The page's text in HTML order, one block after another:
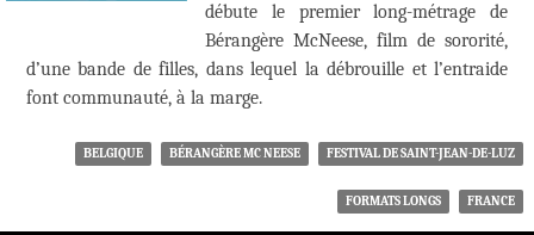
débute le premier long-métrage de
Bérangère McNeese, film de sororité,
d’une bande de filles, dans lequel la débrouille et l’entraide
font communauté, à la marge.
BELGIQUE BÉRANGÈRE MC NEESE FESTIVAL DE SAINT-JEAN-DE-LUZ
FORMATS LONGS FRANCE